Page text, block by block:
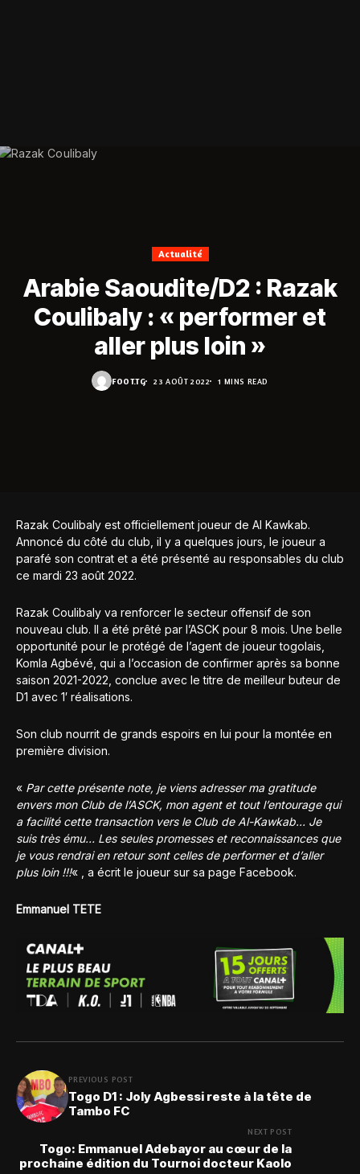
Actualité
Arabie Saoudite/D2 : Razak
Coulibaly : « performer et
aller plus loin »
FOOT.TG 23 AOÛT 2022 1 MINS READ
Razak Coulibaly est officiellement joueur de Al Kawkab.
Annoncé du côté du club, il y a quelques jours, le joueur a
parafé son contrat et a été présenté au responsables du club
ce mardi 23 août 2022.
Razak Coulibaly va renforcer le secteur offensif de son
nouveau club. Il a été prêté par l’ASCK pour 8 mois. Une belle
opportunité pour le protégé de l’agent de joueur togolais,
Komla Agbévé, qui a l’occasion de confirmer après sa bonne
saison 2021-2022, conclue avec le titre de meilleur buteur de
D1 avec 1′ réalisations.
Son club nourrit de grands espoirs en lui pour la montée en
première division.
« Par cette présente note, je viens adresser ma gratitude
envers mon Club de l’ASCK, mon agent et tout l’entourage qui
a facilité cette transaction vers le Club de Al-Kawkab… Je
suis très ému… Les seules promesses et reconnaissances que
je vous rendrai en retour sont celles de performer et d’aller
plus loin !!!« , a écrit le joueur sur sa page Facebook.
Emmanuel TETE
PREVIOUS POST
Togo D1 : Joly Agbessi reste à la tête de
Tambo FC
NEXT POST
Togo: Emmanuel Adebayor au cœur de la
prochaine édition du Tournoi docteur Kaolo